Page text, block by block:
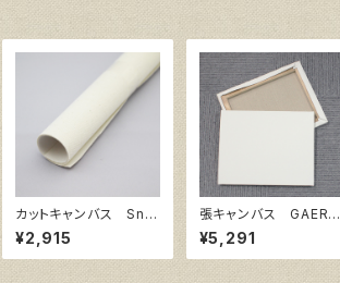
カットキャンバス Sno
w White SPC F30
¥2,915
張キャンバス GAERA
F 20号
¥5,291